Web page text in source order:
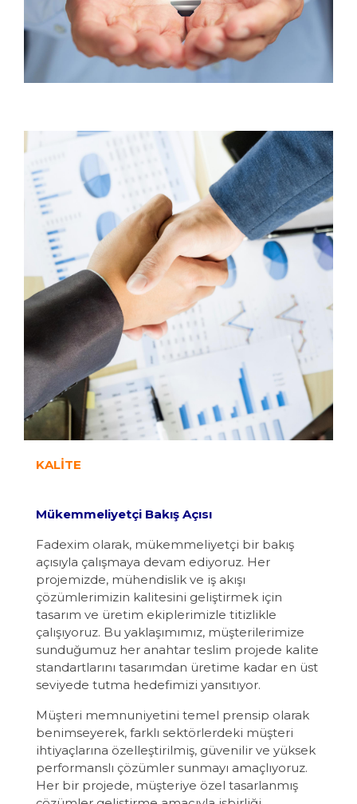
KALİTE
Mükemmeliyetçi Bakış Açısı
Fadexim olarak, mükemmeliyetçi bir bakış
açısıyla çalışmaya devam ediyoruz. Her
projemizde, mühendislik ve iş akışı
çözümlerimizin kalitesini geliştirmek için
tasarım ve üretim ekiplerimizle titizlikle
çalışıyoruz. Bu yaklaşımımız, müşterilerimize
sunduğumuz her anahtar teslim projede kalite
standartlarını tasarımdan üretime kadar en üst
seviyede tutma hedefimizi yansıtıyor.
Müşteri memnuniyetini temel prensip olarak
benimseyerek, farklı sektörlerdeki müşteri
ihtiyaçlarına özelleştirilmiş, güvenilir ve yüksek
performanslı çözümler sunmayı amaçlıyoruz.
Her bir projede, müşteriye özel tasarlanmış